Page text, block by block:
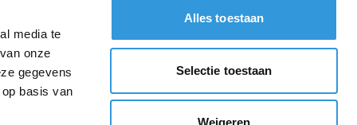
media te
onze
gegevens
basis van
Alles toestaan
Selectie toestaan
Weigeren